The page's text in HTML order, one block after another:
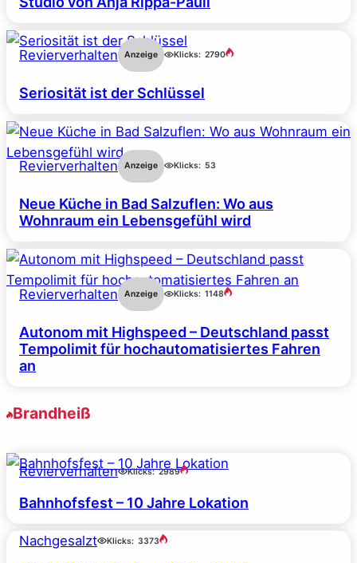
Revierverhalten Anzeige Klicks: 2790
Seriosität ist der Schlüssel
Revierverhalten Anzeige Klicks: 53
Neue Küche in Bad Salzuflen: Wo aus
Wohnraum ein Lebensgefühl wird
Revierverhalten Anzeige Klicks: 1148
Autonom mit Highspeed – Deutschland passt
Tempolimit für hochautomatisiertes Fahren
an
Brandheiß
Revierverhalten Klicks: 2989
Bahnhofsfest – 10 Jahre Lokation
Nachgesalzt Klicks: 3373